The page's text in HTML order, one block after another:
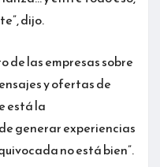
dijo.
las empresas sobre
y ofertas de
está la
generar experiencias
no está bien”.